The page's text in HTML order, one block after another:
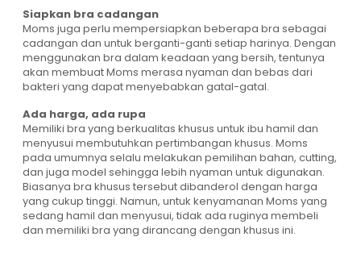
Siapkan bra cadangan
Moms juga perlu mempersiapkan beberapa bra sebagai
cadangan dan untuk berganti-ganti setiap harinya. Dengan
menggunakan bra dalam keadaan yang bersih, tentunya
akan membuat Moms merasa nyaman dan bebas dari
bakteri yang dapat menyebabkan gatal-gatal.
Ada harga, ada rupa
Memiliki bra yang berkualitas khusus untuk ibu hamil dan
menyusui membutuhkan pertimbangan khusus. Moms
pada umumnya selalu melakukan pemilihan bahan, cutting,
dan juga model sehingga lebih nyaman untuk digunakan.
Biasanya bra khusus tersebut dibanderol dengan harga
yang cukup tinggi. Namun, untuk kenyamanan Moms yang
sedang hamil dan menyusui, tidak ada ruginya membeli
dan memiliki bra yang dirancang dengan khusus ini.